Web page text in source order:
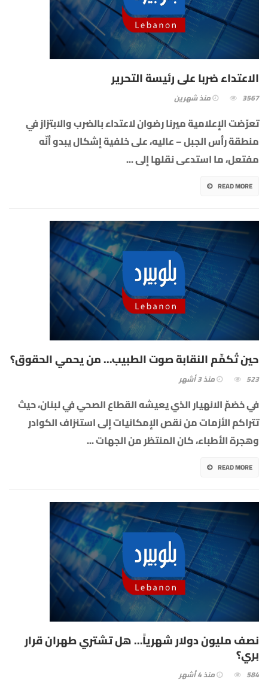
الاعتداء ضربا على رئيسة التحرير
3567
تعرّضت الإعلامية ميرنا رضوان لاعتداء بالضرب والابتزاز في
منطقة رأس الجبل – عاليه، على خلفية إشكال يبدو أنّه
مفتعل، ما استدعى نقلها إلى...
READ MORE
حين تُكمِّم النقابة صوت الطبيب… من يحمي الحقوق؟
523
في خضمّ الانهيار الذي يعيشه القطاع الصحي في لبنان، حيث
تتراكم الأزمات من نقص الإمكانيات إلى استنزاف الكوادر
وهجرة الأطباء، كان المنتظر من الجهات...
READ MORE
نصف مليون دولار شهرياً… هل تشتري طهران قرار
بري؟
584